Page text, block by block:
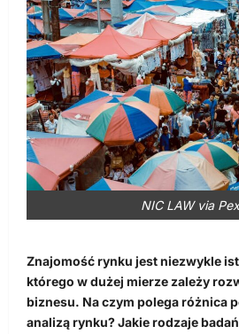
NIC LAW via
Znajomość rynku jest niezwykle
którego w dużej mierze zależy
biznesu. Na czym polega różnica
analizą rynku? Jakie rodzaje